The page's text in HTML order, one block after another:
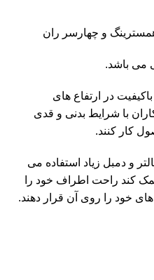
و چهارسر ران
می باشد.
در ارتفاع های
با شرایط بدنی و قدی
کار کنند.
و دمبل زیاد استفاده می
کند راحت اطراف خود را
خود را روی آن قرار دهند.